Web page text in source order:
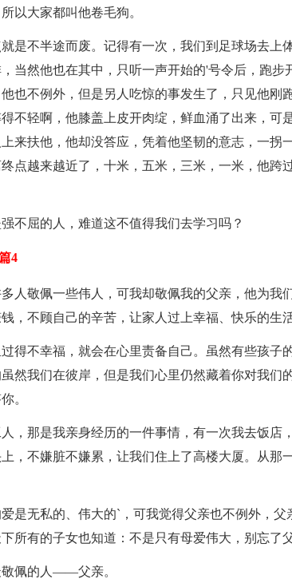
以大家都叫他卷毛狗。
是不半途而废。记得有一次，我们到足球场去上
当然他也在其中，只听一声开始的'号令后，跑步
也不例外，但是另人吃惊的事发生了，只见他刚
不轻啊，他膝盖上皮开肉绽，鲜血涌了出来，可
来扶他，他却没答应，凭着他坚韧的意志，一拐
点越来越近了，十米，五米，三米，一米，他跨
不屈的人，难道这不值得我们去学习吗？
4
人敬佩一些伟人，可我却敬佩我的父亲，他为我
，不顾自己的辛苦，让家人过上幸福、快乐的
得不幸福，就会在心里责备自己。虽然有些孩子
然我们在彼岸，但是我们心里仍然藏着你对我们
。
，那是我亲身经历的一件事情，有一次我去饭店
，不嫌脏不嫌累，让我们住上了高楼大厦。从那
是无私的、伟大的`，可我觉得父亲也不例外，父
所有的子女也知道：不是只有母爱伟大，别忘了
佩的人——父亲。